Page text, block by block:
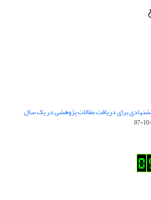
برای دریافت مقالات پژوهشی در یک سال